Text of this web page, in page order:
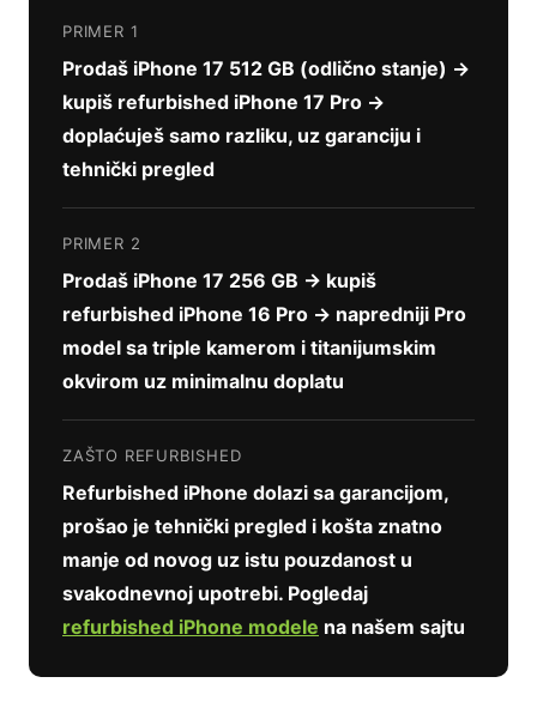
PRIMER 1
Prodaš iPhone 17 512 GB (odlično stanje) →
kupiš refurbished iPhone 17 Pro →
doplaćuješ samo razliku, uz garanciju i
tehnički pregled
PRIMER 2
Prodaš iPhone 17 256 GB → kupiš
refurbished iPhone 16 Pro → napredniji Pro
model sa triple kamerom i titanijumskim
okvirom uz minimalnu doplatu
ZAŠTO REFURBISHED
Refurbished iPhone dolazi sa garancijom,
prošao je tehnički pregled i košta znatno
manje od novog uz istu pouzdanost u
svakodnevnoj upotrebi. Pogledaj
refurbished iPhone modele na našem sajtu